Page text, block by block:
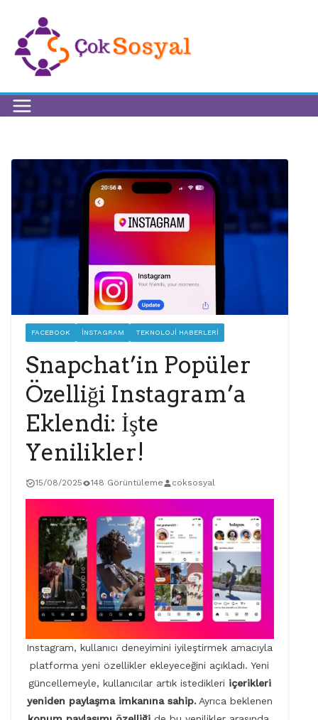
FACEBOOK İNSTAGRAM TEKNOLOJI HABERLERI
Snapchat’in Popüler
Özelliği Instagram’a
Eklendi: İşte
Yenilikler!
15/08/2025 148 Görüntüleme coksosyal
Instagram, kullanıcı deneyimini iyileştirmek amacıyla
platforma yeni özellikler ekleyeceğini açıkladı. Yeni
güncellemeyle, kullanıcılar artık istedikleri içerikleri
yeniden paylaşma imkanına sahip.Ayrıca beklenen